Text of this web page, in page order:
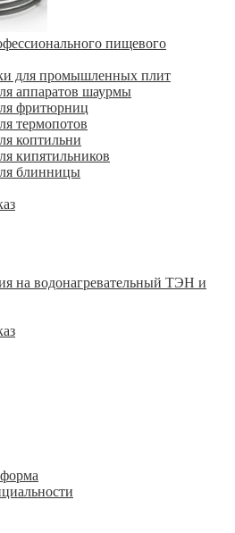
пищевого
для промышленных плит
аппаратов шаурмы
фритюрниц
термопотов
коптильни
кипятильников
блинницы
на водонагревательный ТЭН и